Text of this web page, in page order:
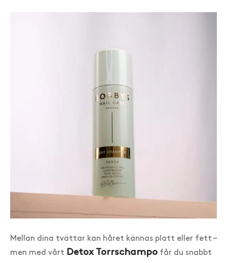
Mellan dina tvättar kan håret kännas platt eller fett –
men med vårt Detox Torrschampo får du snabbt